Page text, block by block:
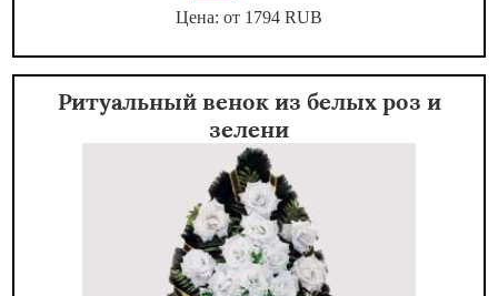
Цена: от 1794 RUB
Ритуальный венок из белых роз и
зелени